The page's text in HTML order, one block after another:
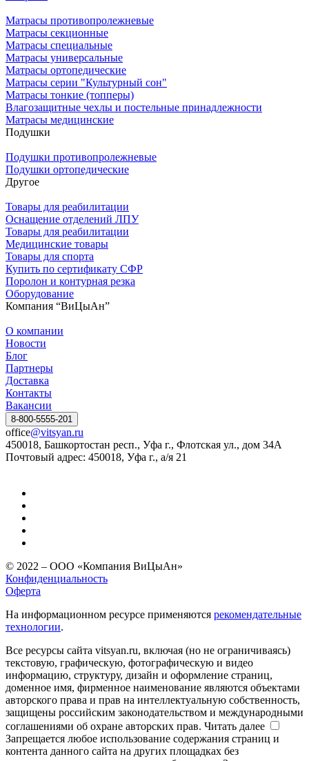
Матрасы противопролежневые
Матрасы секционные
Матрасы специальные
Матрасы универсальные
Матрасы ортопедические
Матрасы серии "Культурный сон"
Матрасы тонкие (топперы)
Влагозащитные чехлы и постельные принадлежности
Матрасы медицинские
Подушки
Подушки противопролежневые
Подушки ортопедические
Другое
Товары для реабилитации
Оснащение отделений ЛПУ
Товары для реабилитации
Медицинские товары
Товары для спорта
Купить по сертификату СФР
Поролон и контурная резка
Оборудование
Компания “ВиЦыАн”
О компании
Новости
Блог
Партнеры
Доставка
Контакты
Вакансии
8-800-5555-201
office@vitsyan.ru
450018, Башкортостан респ., Уфа г., Флотская ул., дом 34А
Почтовый адрес: 450018, Уфа г., а/я 21
© 2022 – ООО «Компания ВиЦыАн»
Конфиденциальность
Оферта
На информационном ресурсе применяются рекомендательные
технологии.
Все ресурсы сайта vitsyan.ru, включая (но не ограничиваясь)
текстовую, графическую, фотографическую и видео
информацию, структуру, дизайн и оформление страниц,
доменное имя, фирменное наименование являются объектами
авторского права и прав на интеллектуальную собственность,
защищены российским законодательством и международными
соглашениями об охране авторских прав. Читать далее
Запрещается любое использование содержания страниц и
контента данного сайта на других площадках без